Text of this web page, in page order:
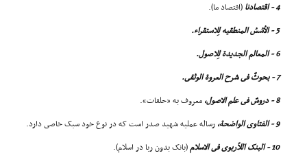
4 - اقتصادنا
(اقتصاد ما).
5 - الاُسُسُ المنطقیه لِلاستقراء.
6 - المعالم الجدیدة لِلاصول.
7 - بحوثٌ فى شرح العروة الوثقى.
8 - دروسٌ فى علم الاصول،
معروف به «حلقات».
9 - الفتاوى الواضحة،
رساله عملیه شهید صدر است که در نوع خود سبک خاصى دارد.
10 - البنک اللاّربوى فى الاسلام
(بانک بدون ربا در اسلام).